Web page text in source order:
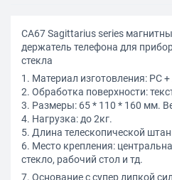
CA67 Sagittarius series
держатель телефона для
стекла
1. Материал изготовления: PC
2. Обработка поверхности:
3. Размеры: 65 * 110 * 160 мм.
4. Нагрузка: до 2кг.
5. Длина телескопической
6. Место крепления:
стекло, рабочий стол и тд.
7. Основание с супер липкой